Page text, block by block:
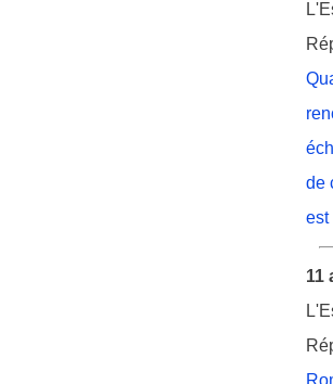
de
est
11